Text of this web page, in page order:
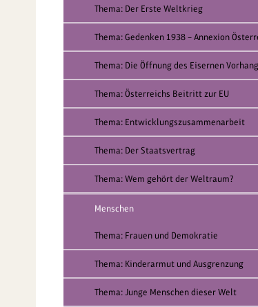
Thema: Der Erste Weltkrieg
Thema: Gedenken 1938 – Annexion
Thema: Die Öffnung des Eisernen
Thema: Österreichs Beitritt zur EU
Thema: Entwicklungszusammenarbeit
Thema: Der Staatsvertrag
Thema: Wem gehört der Weltraum?
Menschen
Thema: Frauen und Demokratie
Thema: Kinderarmut und Ausgrenzung
Thema: Junge Menschen dieser Welt